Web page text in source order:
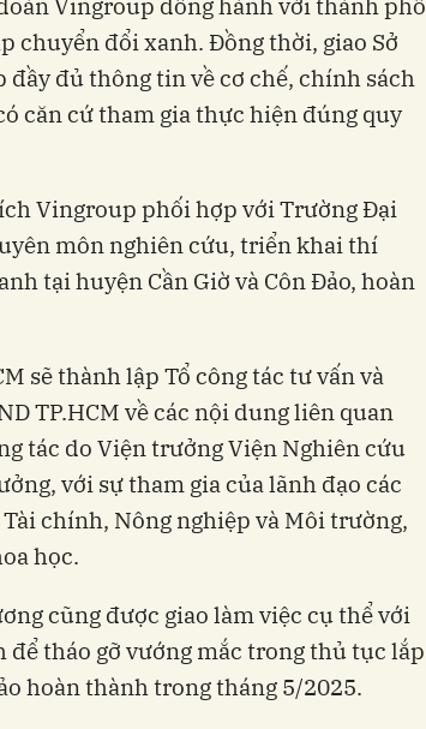
Vingroup đồng hành với thành phố
chuyển đổi xanh. Đồng thời, giao Sở
đầy đủ thông tin về cơ chế, chính sách
căn cứ tham gia thực hiện đúng quy
Vingroup phối hợp với Trường Đại
môn nghiên cứu, triển khai thí
tại huyện Cần Giờ và Côn Đảo, hoàn
sẽ thành lập Tổ công tác tư vấn và
TP.HCM về các nội dung liên quan
tác do Viện trưởng Viện Nghiên cứu
với sự tham gia của lãnh đạo các
chính, Nông nghiệp và Môi trường,
học.
cũng được giao làm việc cụ thể với
để tháo gỡ vướng mắc trong thủ tục lắp
hoàn thành trong tháng 5/2025.